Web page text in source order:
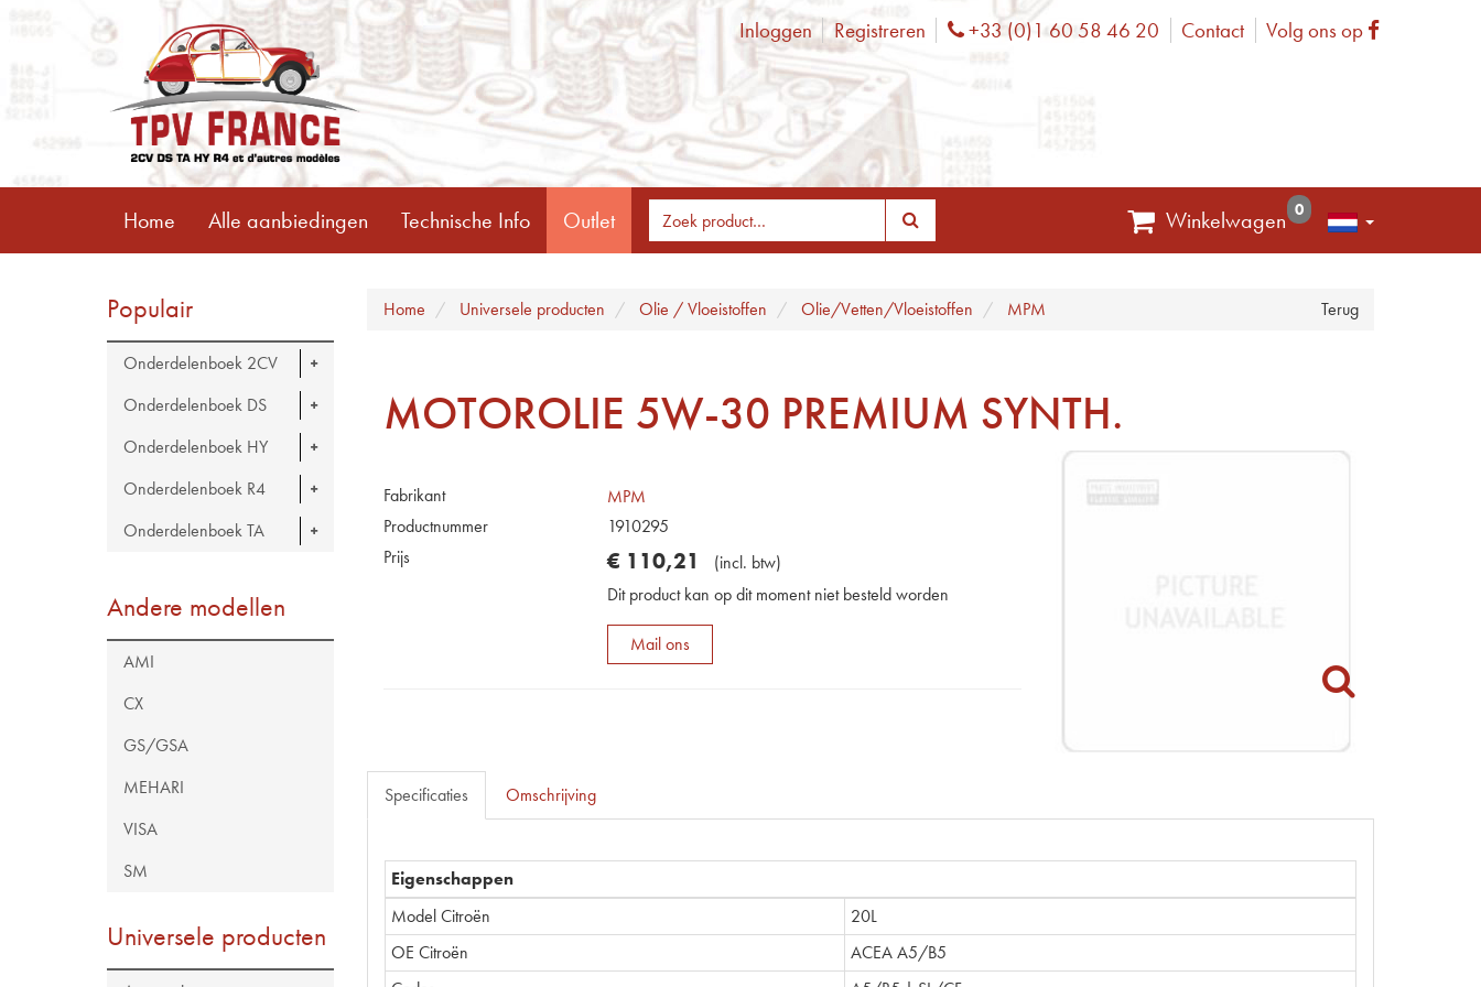
Inloggen Registreren Phone
+33 (0)1 60 58 46 20 Contact Volg ons op Facebook
Home Alle aanbiedingen Technische Info Outlet Winkelwagen 0
Populair
Onderdelenboek 2CV
Onderdelenboek DS
Onderdelenboek HY
Onderdelenboek R4
Onderdelenboek TA
Andere modellen
AMI
CX
GS/GSA
MEHARI
VISA
SM
Universele producten
Terug
Home Universele producten Olie / Vloeistoffen Olie/Vetten/Vloeistoffen MPM
MOTOROLIE 5W-30 PREMIUM SYNTH.
Fabrikant
MPM
Productnummer
1910295
Prijs
€ 110,21 (incl. btw)
Dit product kan op dit moment niet besteld worden
Mail ons
Specificaties Omschrijving
Eigenschappen
Model Citroën
20L
OE Citroën
ACEA A5/B5